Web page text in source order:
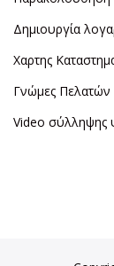
Δημιουργία
Χαρτης
Γνώμες Πελατών
Video σύλληψης